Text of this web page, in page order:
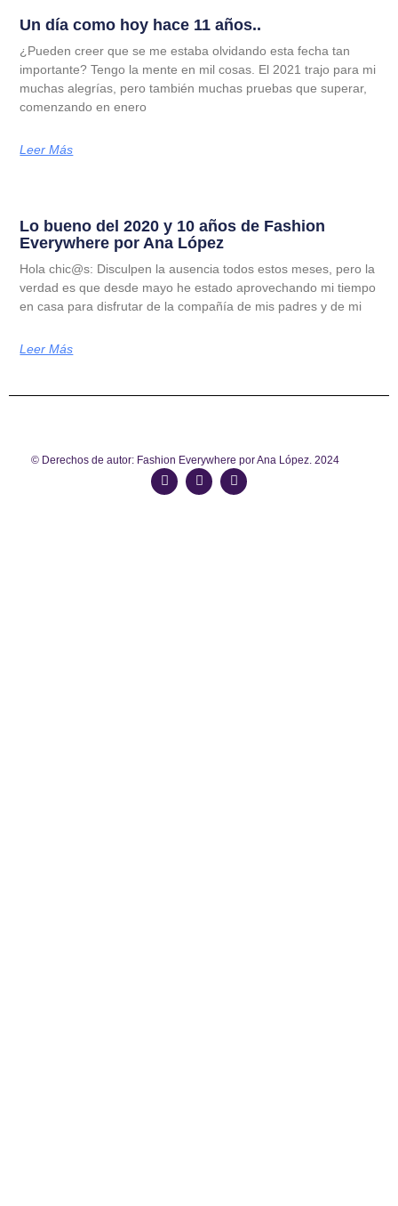
Un día como hoy hace 11 años..
¿Pueden creer que se me estaba olvidando esta fecha tan
importante? Tengo la mente en mil cosas. El 2021 trajo para mi
muchas alegrías, pero también muchas pruebas que superar,
comenzando en enero
Leer Más
Lo bueno del 2020 y 10 años de Fashion
Everywhere por Ana López
Hola chic@s: Disculpen la ausencia todos estos meses, pero la
verdad es que desde mayo he estado aprovechando mi tiempo
en casa para disfrutar de la compañía de mis padres y de mi
Leer Más
© Derechos de autor: Fashion Everywhere por Ana López. 2024